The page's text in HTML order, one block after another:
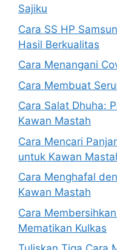
Sajiku
Cara SS HP
Hasil Berkualitas
Cara Menangani
Cara Membuat
Cara Salat Dhuha:
Kawan Mastah
Cara Mencari
untuk Kawan
Cara Menghafal
Kawan Mastah
Cara
Mematikan Kulkas